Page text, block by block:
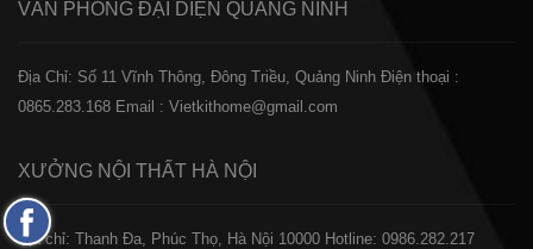
VĂN PHÒNG ĐẠI DIỆN QUẢNG NINH
Địa Chỉ: Số 11 Vĩnh Thông, Đông Triều, Quảng Ninh Điện thoại :
0865.283.168 Email : Vietkithome@gmail.com
XƯỞNG NỘI THẤT HÀ NỘI
️Địa chỉ: Thanh Đa, Phúc Thọ, Hà Nội 10000 Hotline: 0986.282.217
Fanpage